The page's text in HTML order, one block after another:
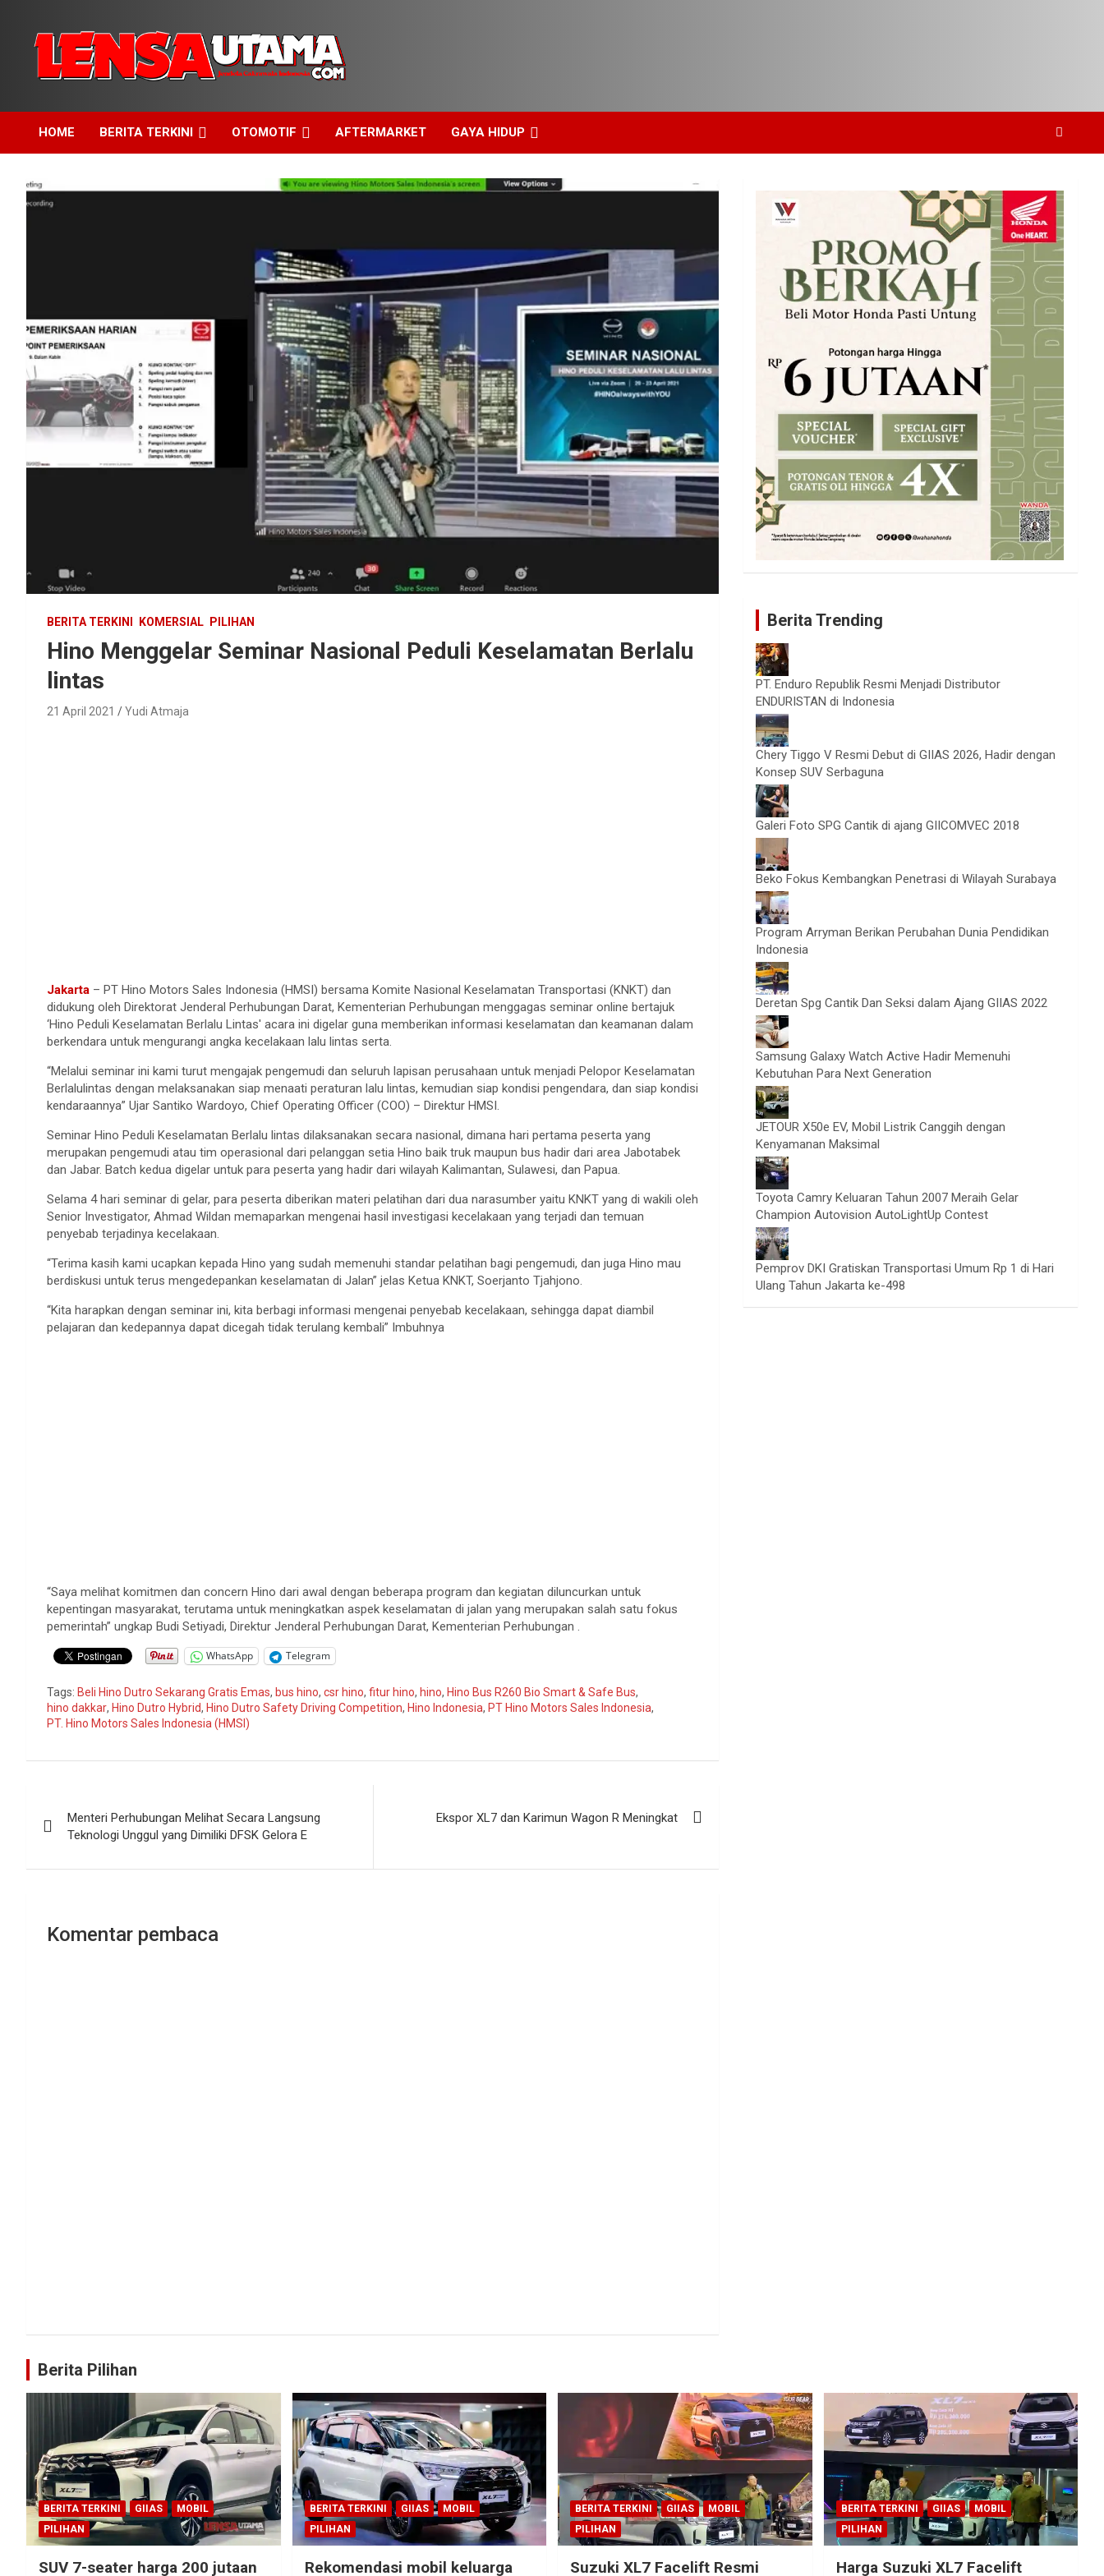
content
LensaUtama
HOME BERITA TERKINI OTOMOTIF AFTERMARKET GAYA HIDUP
BERITA TERKINI KOMERSIAL PILIHAN
Hino Menggelar Seminar Nasional Peduli Keselamatan Berlalu
lintas
21 April 2021 Yudi Atmaja
Jakarta – PT Hino Motors Sales Indonesia (HMSI) bersama Komite Nasional Keselamatan Transportasi (KNKT) dan
didukung oleh Direktorat Jenderal Perhubungan Darat, Kementerian Perhubungan menggagas seminar online bertajuk
‘Hino Peduli Keselamatan Berlalu Lintas' acara ini digelar guna memberikan informasi keselamatan dan keamanan dalam
berkendara untuk mengurangi angka kecelakaan lalu lintas serta.
“Melalui seminar ini kami turut mengajak pengemudi dan seluruh lapisan perusahaan untuk menjadi Pelopor Keselamatan
Berlalulintas dengan melaksanakan siap menaati peraturan lalu lintas, kemudian siap kondisi pengendara, dan siap kondisi
kendaraannya” Ujar Santiko Wardoyo, Chief Operating Officer (COO) – Direktur HMSI.
Seminar Hino Peduli Keselamatan Berlalu lintas dilaksanakan secara nasional, dimana hari pertama peserta yang
merupakan pengemudi atau tim operasional dari pelanggan setia Hino baik truk maupun bus hadir dari area Jabotabek
dan Jabar. Batch kedua digelar untuk para peserta yang hadir dari wilayah Kalimantan, Sulawesi, dan Papua.
Selama 4 hari seminar di gelar, para peserta diberikan materi pelatihan dari dua narasumber yaitu KNKT yang di wakili oleh
Senior Investigator, Ahmad Wildan memaparkan mengenai hasil investigasi kecelakaan yang terjadi dan temuan
penyebab terjadinya kecelakaan.
“Terima kasih kami ucapkan kepada Hino yang sudah memenuhi standar pelatihan bagi pengemudi, dan juga Hino mau
berdiskusi untuk terus mengedepankan keselamatan di Jalan” jelas Ketua KNKT, Soerjanto Tjahjono.
“Kita harapkan dengan seminar ini, kita berbagi informasi mengenai penyebab kecelakaan, sehingga dapat diambil
pelajaran dan kedepannya dapat dicegah tidak terulang kembali” Imbuhnya
“Saya melihat komitmen dan concern Hino dari awal dengan beberapa program dan kegiatan diluncurkan untuk
kepentingan masyarakat, terutama untuk meningkatkan aspek keselamatan di jalan yang merupakan salah satu fokus
pemerintah” ungkap Budi Setiyadi, Direktur Jenderal Perhubungan Darat, Kementerian Perhubungan .
WhatsApp Telegram
Tags: Beli Hino Dutro Sekarang Gratis Emas, bus hino, csr hino, fitur hino, hino, Hino Bus R260 Bio Smart & Safe Bus,
hino dakkar, Hino Dutro Hybrid, Hino Dutro Safety Driving Competition, Hino Indonesia, PT Hino Motors Sales Indonesia,
PT. Hino Motors Sales Indonesia (HMSI)
pos
Menteri Perhubungan Melihat Secara Langsung
Teknologi Unggul yang Dimiliki DFSK Gelora E
Ekspor XL7 dan Karimun Wagon R Meningkat
Komentar pembaca
Berita Trending
PT. Enduro Republik Resmi Menjadi Distributor
ENDURISTAN di Indonesia
Chery Tiggo V Resmi Debut di GIIAS 2026, Hadir dengan
Konsep SUV Serbaguna
Galeri Foto SPG Cantik di ajang GIICOMVEC 2018
Beko Fokus Kembangkan Penetrasi di Wilayah Surabaya
Program Arryman Berikan Perubahan Dunia Pendidikan
Indonesia
Deretan Spg Cantik Dan Seksi dalam Ajang GIIAS 2022
Samsung Galaxy Watch Active Hadir Memenuhi
Kebutuhan Para Next Generation
JETOUR X50e EV, Mobil Listrik Canggih dengan
Kenyamanan Maksimal
Toyota Camry Keluaran Tahun 2007 Meraih Gelar
Champion Autovision AutoLightUp Contest
Pemprov DKI Gratiskan Transportasi Umum Rp 1 di Hari
Ulang Tahun Jakarta ke-498
Berita Pilihan
BERITA TERKINI GIIAS
MOBIL
PILIHAN
SUV 7-seater harga 200 jutaan
BERITA TERKINI GIIAS
MOBIL
PILIHAN
Rekomendasi mobil keluarga
BERITA TERKINI GIIAS
MOBIL
PILIHAN
Suzuki XL7 Facelift Resmi
BERITA TERKINI GIIAS
MOBIL
PILIHAN
Harga Suzuki XL7 Facelift